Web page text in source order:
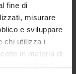
fine di
misurare
e sviluppare
chi utilizza i
in materia di
digitale